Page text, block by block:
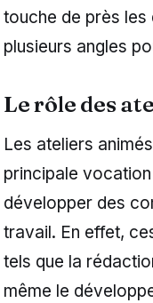
touche de près les
plusieurs angles
Le rôle des
Les ateliers
principale
développer des
travail. En effet,
tels que la
même le